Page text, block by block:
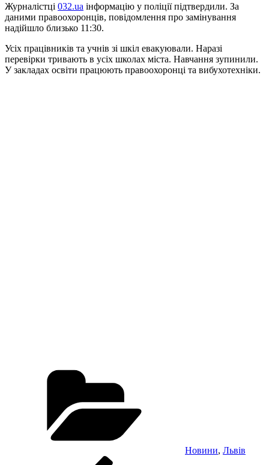
Журналістці 032.ua інформацію у поліції підтвердили. За
даними правоохоронців, повідомлення про замінування
надійшло близько 11:30.
Усіх працівників та учнів зі шкіл евакуювали. Наразі
перевірки тривають в усіх школах міста. Навчання зупинили.
У закладах освіти працюють правоохоронці та вибухотехніки.
Новини, Львів